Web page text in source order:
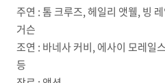
주연 : 톰 크루즈, 헤일리 앳웰, 빙
거슨
조연 : 바네사 커비, 에사이 모레일
등